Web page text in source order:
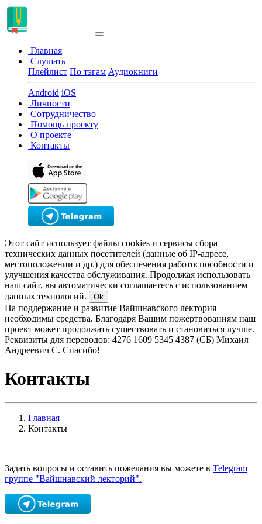
Главная
Слушать
Плейлист По тэгам Аудиокниги
Android iOS
Личности
Сотрудничество
Помощь проекту
О проекте
Контакты
Этот сайт использует файлы cookies и сервисы сбора
технических данных посетителей (данные об IP-адресе,
местоположении и др.) для обеспечения работоспособности и
улучшения качества обслуживания. Продолжая использовать
наш сайт, вы автоматически соглашаетесь с использованием
данных технологий.
Ok
На поддержание и развитие Вайшнавского лектория
необходимы средства. Благодаря Вашим пожертвованиям наш
проект может продолжать существовать и становиться лучше.
Реквизиты для переводов: 4276 1609 5345 4387 (СБ) Михаил
Андреевич С. Спасибо!
Контакты
Главная
Контакты
Задать вопросы и оставить пожелания вы можете в Telegram
группе "Вайшнавский лекторий".